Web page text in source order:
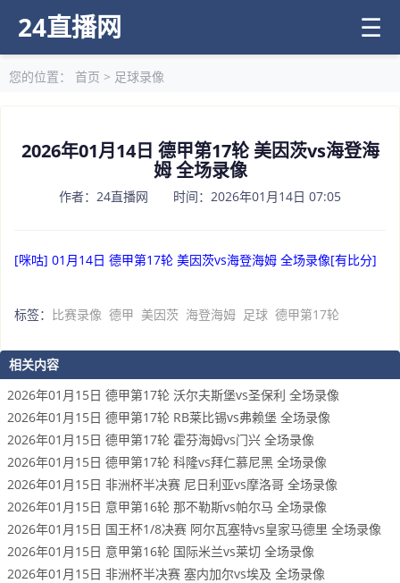
24直播网 ☰
您的位置： 首页 > 足球录像
2026年01月14日 德甲第17轮 美因茨vs海登海
姆 全场录像
作者：24直播网 时间：2026年01月14日 07:05
[咪咕] 01月14日 德甲第17轮 美因茨vs海登海姆 全场录像[有比分]
标签： 比赛录像 德甲 美因茨 海登海姆 足球 德甲第17轮
相关内容
2026年01月15日 德甲第17轮 沃尔夫斯堡vs圣保利 全场录像
2026年01月15日 德甲第17轮 RB莱比锡vs弗赖堡 全场录像
2026年01月15日 德甲第17轮 霍芬海姆vs门兴 全场录像
2026年01月15日 德甲第17轮 科隆vs拜仁慕尼黑 全场录像
2026年01月15日 非洲杯半决赛 尼日利亚vs摩洛哥 全场录像
2026年01月15日 意甲第16轮 那不勒斯vs帕尔马 全场录像
2026年01月15日 国王杯1/8决赛 阿尔瓦塞特vs皇家马德里 全场录像
2026年01月15日 意甲第16轮 国际米兰vs莱切 全场录像
2026年01月15日 非洲杯半决赛 塞内加尔vs埃及 全场录像